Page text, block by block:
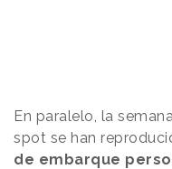
En paralelo, la
spot se han
de embarque